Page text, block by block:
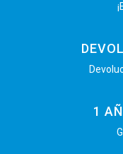
1